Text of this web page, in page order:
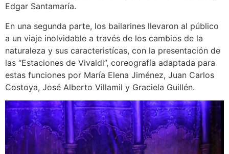
Edgar Santamaría.
En una segunda parte, los bailarines llevaron al público
a un viaje inolvidable a través de los cambios de la
naturaleza y sus caracteristícas, con la presentación de
las “Estaciones de Vivaldi”, coreografía adaptada para
estas funciones por María Elena Jiménez, Juan Carlos
Costoya, José Alberto Villamil y Graciela Guillén.